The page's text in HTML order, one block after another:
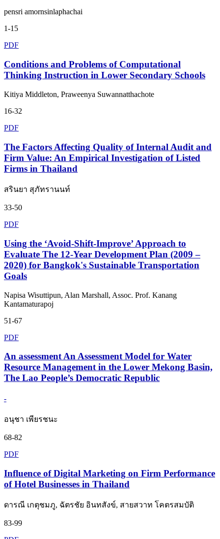
pensri amornsinlaphachai
1-15
PDF
Conditions and Problems of Computational
Thinking Instruction in Lower Secondary Schools
Kitiya Middleton, Praweenya Suwannatthachote
16-32
PDF
The Factors Affecting Quality of Internal Audit and
Firm Value: An Empirical Investigation of Listed
Firms in Thailand
สรินยา สุภัทรานนท์
33-50
PDF
Using the ‘Avoid-Shift-Improve’ Approach to
Evaluate The 12-Year Development Plan (2009 –
2020) for Bangkok's Sustainable Transportation
Goals
Napisa Wisuttipun, Alan Marshall, Assoc. Prof. Kanang
Kantamaturapoj
51-67
PDF
An assessment An Assessment Model for Water
Resource Management in the Lower Mekong Basin,
The Lao People’s Democratic Republic
-
อนุชา เพียรชนะ
68-82
PDF
Influence of Digital Marketing on Firm Performance
of Hotel Businesses in Thailand
ดารณี เกตุชมภู, ฉัตรชัย อินทสังข์, สายสวาท โคตรสมบัติ
83-99